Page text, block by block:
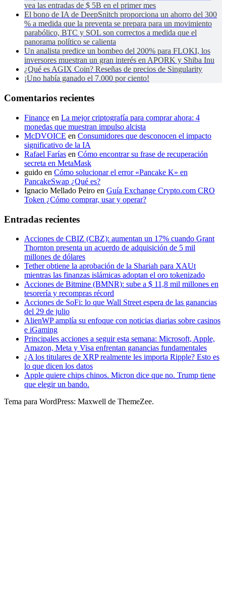
vea las entradas de $ 5B en el primer mes
El bono de IA de DeepSnitch proporciona un ahorro del 300
% a medida que la preventa se prepara para un movimiento
parabólico, BTC y SOL son correctos a medida que el
panorama político se calienta
Un analista predice un bombeo del 200% para FLOKI, los
inversores muestran un gran interés en APORK y Shiba Inu
¿Qué es AGIX Coin? Reseñas de precios de Singularity
¡Uno había ganado el 7.000 por ciento!
Comentarios recientes
Finance en La mejor criptografía para comprar ahora: 4
monedas que muestran impulso alcista
McDVOICE en Consumidores que desconocen el impacto
significativo de la IA
Rafael Farías en Cómo encontrar su frase de recuperación
secreta en MetaMask
guido en Cómo solucionar el error «Pancake K» en
PancakeSwap ¿Qué es?
Ignacio Mellado Peiro en Guía Exchange Crypto.com CRO
Token ¿Cómo comprar, usar y operar?
Entradas recientes
Acciones de CBIZ (CBZ): aumentan un 17% cuando Grant
Thornton presenta un acuerdo de adquisición de 5 mil
millones de dólares
Tether obtiene la aprobación de la Shariah para XAUt
mientras las finanzas islámicas adoptan el oro tokenizado
Acciones de Bitmine (BMNR): sube a $ 11,8 mil millones en
tesorería y recompras récord
Acciones de SoFi: lo que Wall Street espera de las ganancias
del 29 de julio
AlienWP amplía su enfoque con noticias diarias sobre casinos
e iGaming
Principales acciones a seguir esta semana: Microsoft, Apple,
Amazon, Meta y Visa enfrentan ganancias fundamentales
¿A los titulares de XRP realmente les importa Ripple? Esto es
lo que dicen los datos
Apple quiere chips chinos. Micron dice que no. Trump tiene
que elegir un bando.
Tema para WordPress: Maxwell de ThemeZee.